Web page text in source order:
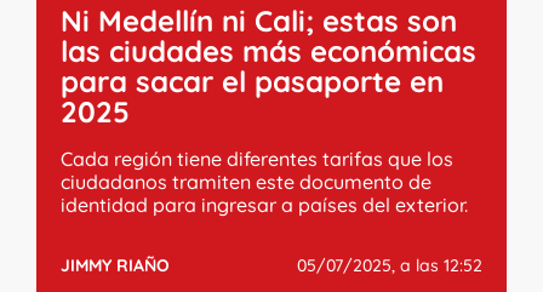
Ni Medellín ni Cali; estas son
las ciudades más económicas
para sacar el pasaporte en
2025
Cada región tiene diferentes tarifas que los
ciudadanos tramiten este documento de
identidad para ingresar a países del exterior.
JIMMY RIAÑO 05/07/2025, a las 12:52